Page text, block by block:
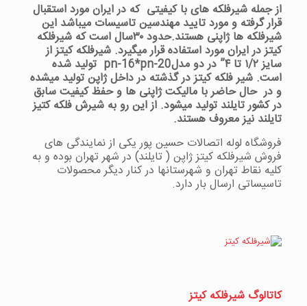
از جمله شیرفلکه های با کیفیتی که در ایران مورد استقبال
قرار گرفته و مورد تایید مهندسین تاسیسات میباشد این
شیرفلکه ها ژاپنی هستند. حدود ۳۰سال است که شیرفلکه
کیتز در ایران مورد استفاده قرار میگیرد. شیرفلکه کیتز از
سایز ۱/۲ تا ۴” در دو مدلpn-16*pn-20 تولید شده
است. شیر فلکه کیتز در گذشته در داخل ژاپن تولید میشده
و در حال حاضر با مالیکت ژاپنی ها و حفظ کیفیت سابق
در کشور تایلند تولید میشود. از این رو به شیرش فلکه کتیز
تایلند نیز معروف هستند.
فروشگاه لوله اتصالات حسین پور یکی از نمایندگی های
فروش شیرفلکه کیتز ژاپن ( تایلند) در شهر تهران بوده و به
کلیه نقاط تهران و شهرستانها در کنار دیگر محصولات
تاسیساتی ارسال بار دارد.
کاتالوگ شیرفلکه کیتز